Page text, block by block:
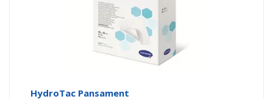
HydroTac Pansament